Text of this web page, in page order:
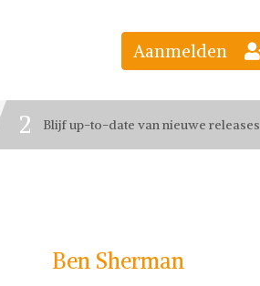
Bestel jouw favoriete looks
2 Blijf up-to-date van nieuwe releases
Aanmelden
Ben Sherman